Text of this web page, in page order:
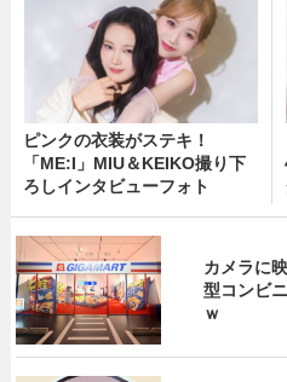
ピンクの衣装がステキ！
「ME:I」MIU＆KEIKO撮り下
ろしインタビューフォト
カメラに
型コンビ
ｗ